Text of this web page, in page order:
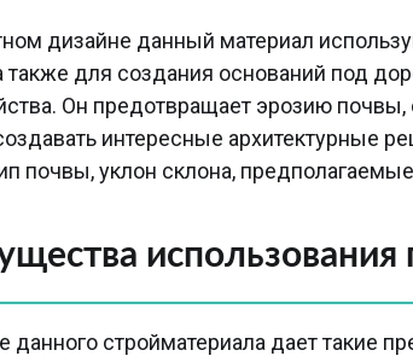
дизайне данный материал
также для создания оснований под
Он предотвращает эрозию
интересные архитектурные
почвы, уклон склона,
использования
данного стройматериала дает такие